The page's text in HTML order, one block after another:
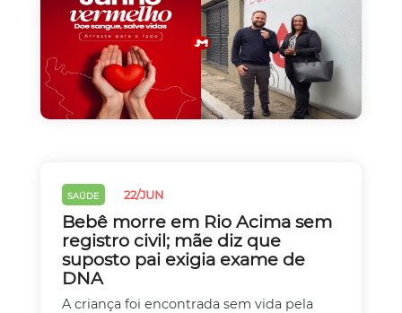
SAÚDE 22/JUN
Bebê morre em Rio Acima sem
registro civil; mãe diz que
suposto pai exigia exame de
DNA
A criança foi encontrada sem vida pela